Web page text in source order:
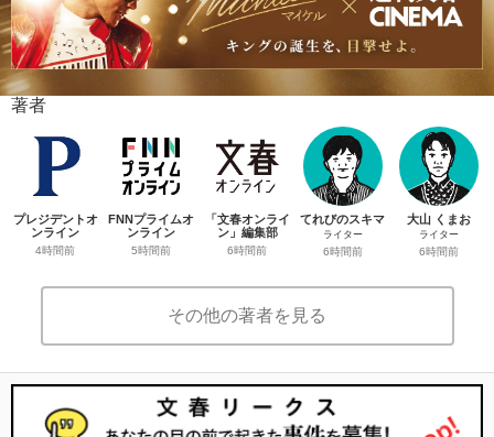
著者
プレジデントオ
ンライン
4時間前
FNNプライムオ
ンライン
5時間前
「文春オンライ
ン」編集部
6時間前
てれびのスキマ
ライター
6時間前
大山 くまお
ライター
6時間前
その他の著者を見る